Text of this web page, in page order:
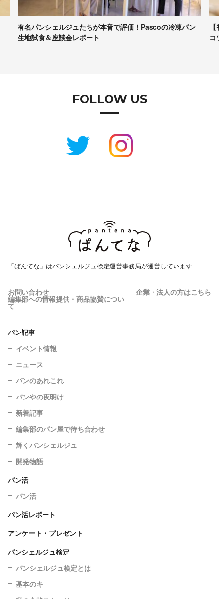
【初心者向け】パンづくりの最低限の道具、かかる時間、
コツなど……専門家に聞きま…
FOLLOW US
「ぱんてな」はパンシェルジュ検定運営事務局が運営しています
お問い合わせ 企業・法人の方はこちら
編集部への情報提供・商品協賛につい
て
パン記事
イベント情報
ニュース
パンのあれこれ
パンやの夜明け
新着記事
編集部のパン屋で待ち合わせ
輝くパンシェルジュ
開発物語
パン活
パン活
パン活レポート
アンケート・プレゼント
パンシェルジュ検定
パンシェルジュ検定とは
基本のキ